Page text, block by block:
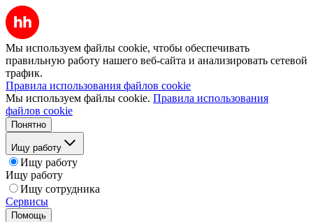
Мы используем файлы cookie, чтобы обеспечивать
правильную работу нашего веб-сайта и анализировать сетевой
трафик.
Правила использования файлов cookie
Мы используем файлы cookie. Правила использования
файлов cookie
Понятно
Ищу работу
Ищу работу
Ищу работу
Ищу сотрудника
Сервисы
Помощь